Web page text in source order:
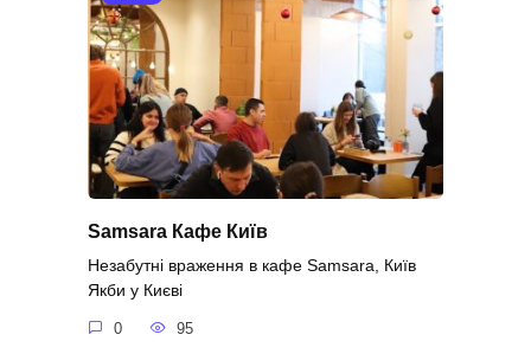
Samsara Кафе Київ
Незабутні враження в кафе Samsara, Київ
Якби у Києві
0 95